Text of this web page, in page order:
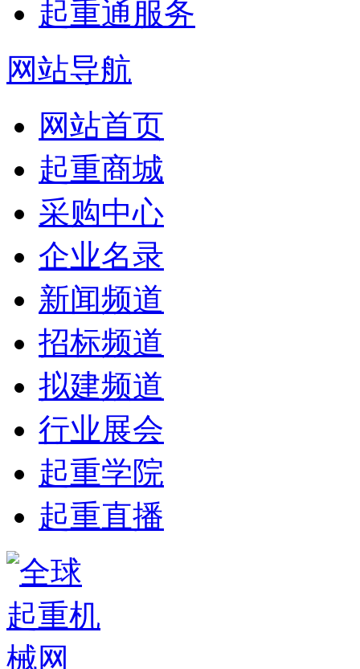
起重通服务
网站导航
网站首页
起重商城
采购中心
企业名录
新闻频道
招标频道
拟建频道
行业展会
起重学院
起重直播